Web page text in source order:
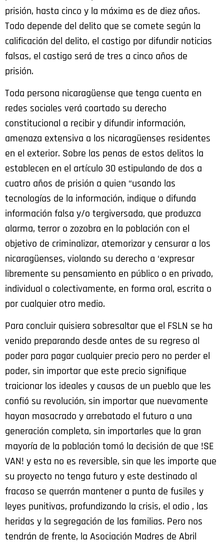
prisión, hasta cinco y la máxima es de diez años.
Todo depende del delito que se comete según la
calificación del delito, el castigo por difundir noticias
falsas, el castigo será de tres a cinco años de
prisión.
Toda persona nicaragüense que tenga cuenta en
redes sociales verá coartado su derecho
constitucional a recibir y difundir información,
amenaza extensiva a los nicaragüenses residentes
en el exterior. Sobre las penas de estos delitos la
establecen en el artículo 30 estipulando de dos a
cuatro años de prisión a quien “usando las
tecnologías de la información, indique o difunda
información falsa y/o tergiversada, que produzca
alarma, terror o zozobra en la población con el
objetivo de criminalizar, atemorizar y censurar a los
nicaragüenses, violando su derecho a ‘expresar
libremente su pensamiento en público o en privado,
individual o colectivamente, en forma oral, escrita o
por cualquier otro medio.
Para concluir quisiera sobresaltar que el FSLN se ha
venido preparando desde antes de su regreso al
poder para pagar cualquier precio pero no perder el
poder, sin importar que este precio signifique
traicionar los ideales y causas de un pueblo que les
confió su revolución, sin importar que nuevamente
hayan masacrado y arrebatado el futuro a una
generación completa, sin importarles que la gran
mayoría de la población tomó la decisión de que !SE
VAN! y esta no es reversible, sin que les importe que
su proyecto no tenga futuro y este destinado al
fracaso se querrán mantener a punta de fusiles y
leyes punitivas, profundizando la crisis, el odio , las
heridas y la segregación de las familias. Pero nos
tendrán de frente, la Asociación Madres de Abril